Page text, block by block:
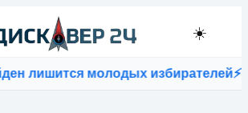
☀️
молодых избирателей⚡Тайна